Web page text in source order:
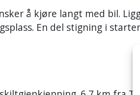
å kjøre langt med bil.
En del stigning i